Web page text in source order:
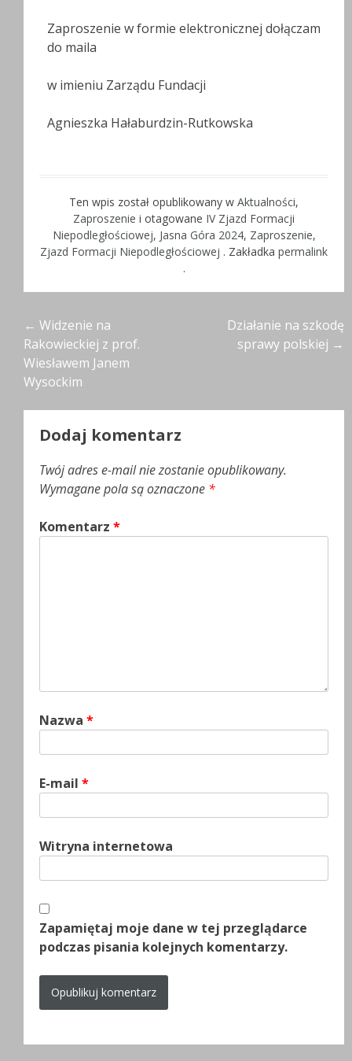
Zaproszenie w formie elektronicznej dołączam
do maila
w imieniu Zarządu Fundacji
Agnieszka Hałaburdzin-Rutkowska
Ten wpis został opublikowany w Aktualności,
Zaproszenie i otagowane IV Zjazd Formacji
Niepodległościowej, Jasna Góra 2024, Zaproszenie,
Zjazd Formacji Niepodległościowej . Zakładka permalink
.
Nawigacja
wpisu
← Widzenie na
Rakowieckiej z prof.
Wiesławem Janem
Wysockim
Działanie na szkodę
sprawy polskiej →
Dodaj komentarz
Twój adres e-mail nie zostanie opublikowany.
Wymagane pola są oznaczone *
Komentarz *
Nazwa *
E-mail *
Witryna internetowa
Zapamiętaj moje dane w tej przeglądarce
podczas pisania kolejnych komentarzy.